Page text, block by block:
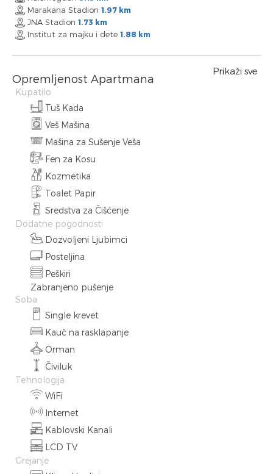
Marakana Stadion 1.97 km
JNA Stadion 1.73 km
Institut za majku i dete 1.88 km
Opremljenost Apartmana
Prikaži sve
Kupatilo
Tuš Kada
Veš Mašina
Mašina za Sušenje Veša
Fen za Kosu
Kozmetika
Toalet Papir
Sredstva za Čišćenje
Dodatne pogodnosti
Dozvoljeni Ljubimci
Posteljina
Peškiri
Zabranjeno pušenje
Soba
Single krevet
Kauč na rasklapanje
Orman
Čiviluk
Tehnologija
WiFi
Internet
Kablovski Kanali
LCD TV
Grejanje